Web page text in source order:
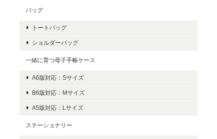
バッグ
トートバッグ
ショルダーバッグ
一緒に育つ母子手帳ケース
A6版対応：Sサイズ
B6版対応：Mサイズ
A5版対応：Lサイズ
ステーショナリー